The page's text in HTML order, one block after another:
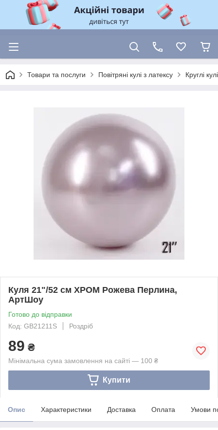
Товари та послуги Повітряні кулі з латексу Круглі
Куля 21"/52 см ХРОМ Рожева Перлина,
АртШоу
Готово до відправки
Код: GB21211S
Роздріб
89 ₴
Мінімальна сума замовлення на сайті — 100 ₴
Купити
Опис Характеристики Доставка Оплата Умови